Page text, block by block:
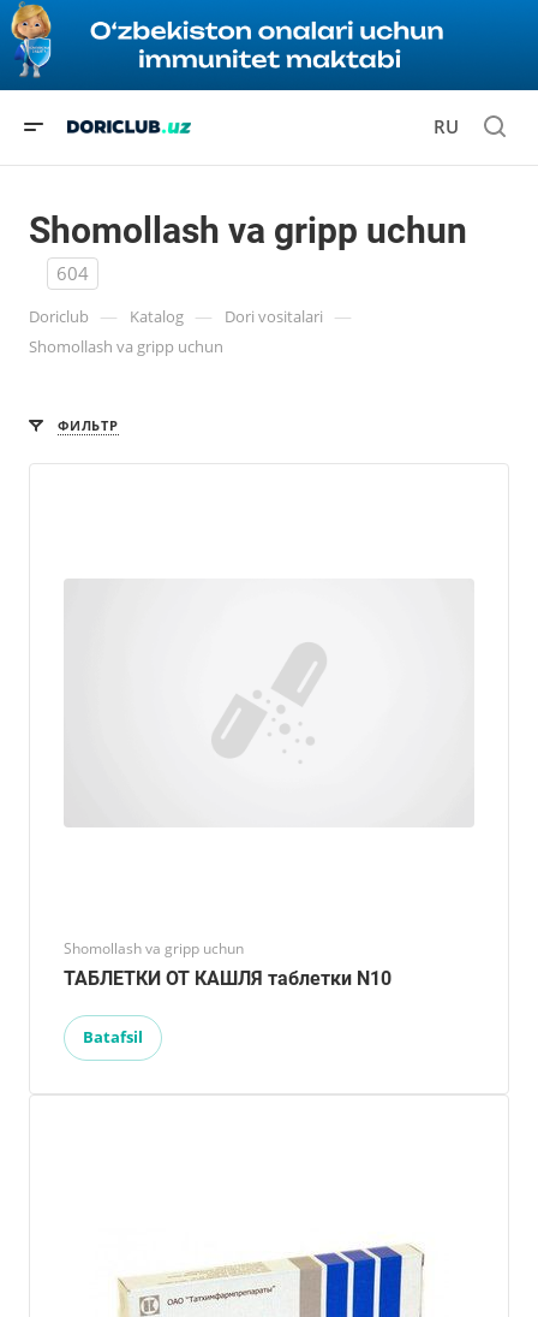
RU
Shomollash va gripp uchun
604
Doriclub — Katalog — Dori vositalari —
Shomollash va gripp uchun
ФИЛЬТР
Shomollash va gripp uchun
ТАБЛЕТКИ ОТ КАШЛЯ таблетки N10
Batafsil